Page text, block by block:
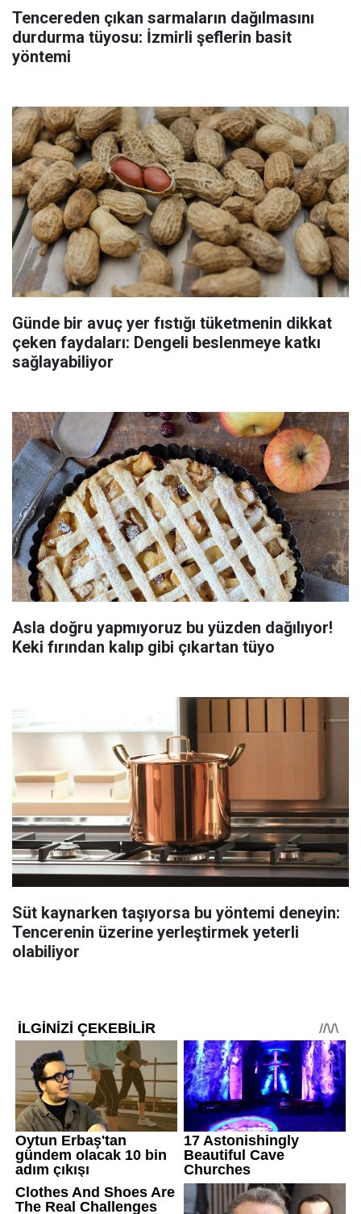
Tencereden çıkan sarmaların dağılmasını
durdurma tüyosu: İzmirli şeflerin basit
yöntemi
Günde bir avuç yer fıstığı tüketmenin dikkat
çeken faydaları: Dengeli beslenmeye katkı
sağlayabiliyor
Asla doğru yapmıyoruz bu yüzden dağılıyor!
Keki fırından kalıp gibi çıkartan tüyo
Süt kaynarken taşıyorsa bu yöntemi deneyin:
Tencerenin üzerine yerleştirmek yeterli
olabiliyor